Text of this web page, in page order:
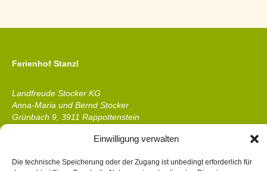
Einwilligung verwalten
Die technische Speicherung oder der Zugang ist unbedingt erforderlich für
Ferienhof Stanzl
Landfreude Stocker KG
Anna-Maria und Bernd Stocker
Grünbach 9, 3911 Rappottenstein
Telefon &WhatsApp: +43 2828 8319